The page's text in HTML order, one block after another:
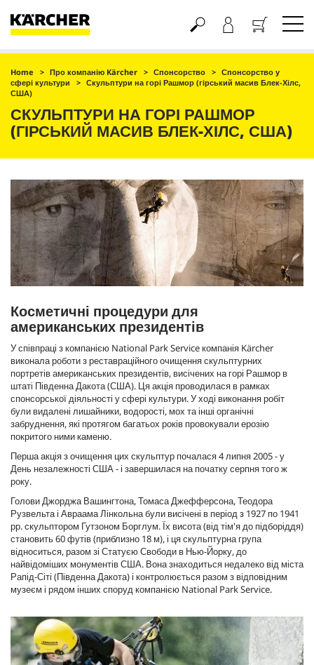
Кошик
Home Про компанію Kärcher Спонсорство
Спонсорство у
сфері культури
Скульптури на горі Рашмор (гірський масив Блек-Хілс,
США)
СКУЛЬПТУРИ НА ГОРІ РАШМОР
(ГІРСЬКИЙ МАСИВ БЛЕК-ХІЛС, США)
Косметичні процедури для
американських президентів
У співпраці з компанією National Park Service компанія Kärcher
виконала роботи з реставраційного очищення скульптурних
портретів американських президентів, висічених на горі Рашмор в
штаті Південна Дакота (США). Ця акція проводилася в рамках
спонсорської діяльності у сфері культури. У ході виконання робіт
були видалені лишайники, водорості, мох та інші органічні
забруднення, які протягом багатьох років провокували ерозію
покритого ними каменю.
Перша акція з очищення цих скульптур почалася 4 липня 2005 - у
День незалежності США - і завершилася на початку серпня того ж
року.
Голови Джорджа Вашингтона, Томаса Джефферсона, Теодора
Рузвельта і Авраама Лінкольна були висічені в період з 1927 по 1941
рр. скульптором Гутзоном Борглум. Їх висота (від тім'я до підборіддя)
становить 60 футів (приблизно 18 м), і ця скульптурна група
відноситься, разом зі Статуєю Свободи в Нью-Йорку, до
найвідоміших монументів США. Вона знаходиться недалеко від міста
Рапід-Сіті (Південна Дакота) і контролюється разом з відповідним
музеєм і рядом інших споруд компанією National Park Service.